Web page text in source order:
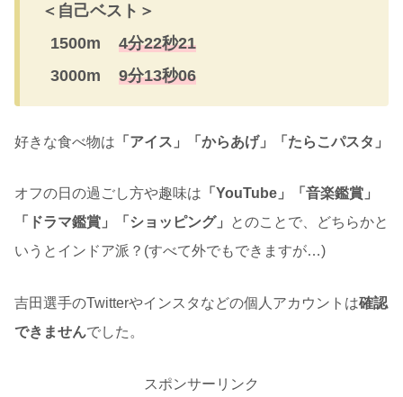
＜自己ベスト＞
1500m 4分22秒21
3000m 9分13秒06
好きな食べ物は 「アイス」「からあげ」「たらこパスタ」
オフの日の過ごし方や趣味は 「YouTube」「音楽鑑賞」
「ドラマ鑑賞」「ショッピング」
とのことで、どちらかと
いうとインドア派？(すべて外でもできますが…)
吉田選手のTwitterやインスタなどの個人アカウントは確認
できませんでした。
スポンサーリンク